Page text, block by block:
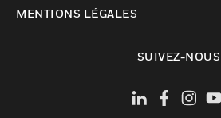
MENTIONS LÉGALES
SUIVEZ-NOUS